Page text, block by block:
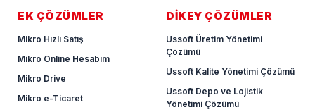
EK ÇÖZÜMLER
Mikro Hızlı Satış
Mikro Online Hesabım
Mikro Drive
Mikro e-Ticaret
DİKEY ÇÖZÜMLER
Ussoft Üretim Yönetimi
Çözümü
Ussoft Kalite Yönetimi Çözümü
Ussoft Depo ve Lojistik
Yönetimi Çözümü